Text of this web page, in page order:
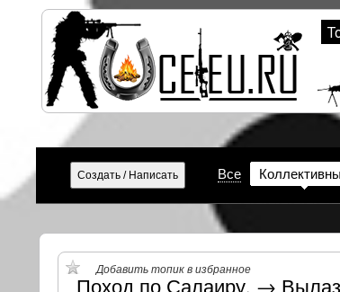
Все
Добавить топик в избранное
Поход по Салаиру. →